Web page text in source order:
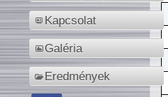
Kapcsolat
Galéria
Eredmények